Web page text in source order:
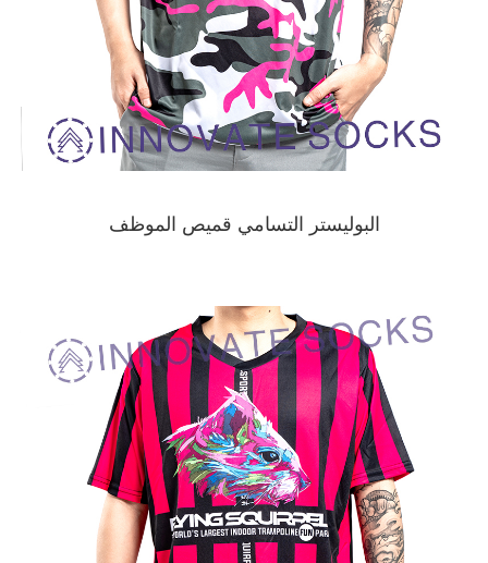
البوليستر التسامي قميص الموظف